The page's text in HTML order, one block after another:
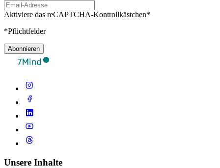
Aktiviere das reCAPTCHA-Kontrollkästchen*
*Pflichtfelder
Abonnieren
Unsere Inhalte